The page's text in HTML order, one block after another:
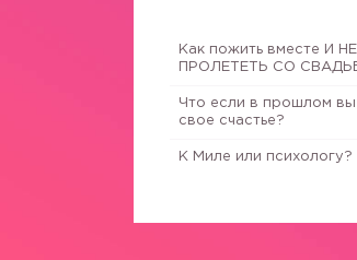
Как пожить вместе И НЕ
ПРОЛЕТЕТЬ СО
Что если в прошлом вы
свое счастье?
К Миле или психологу?